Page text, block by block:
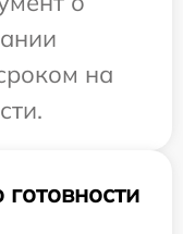
на